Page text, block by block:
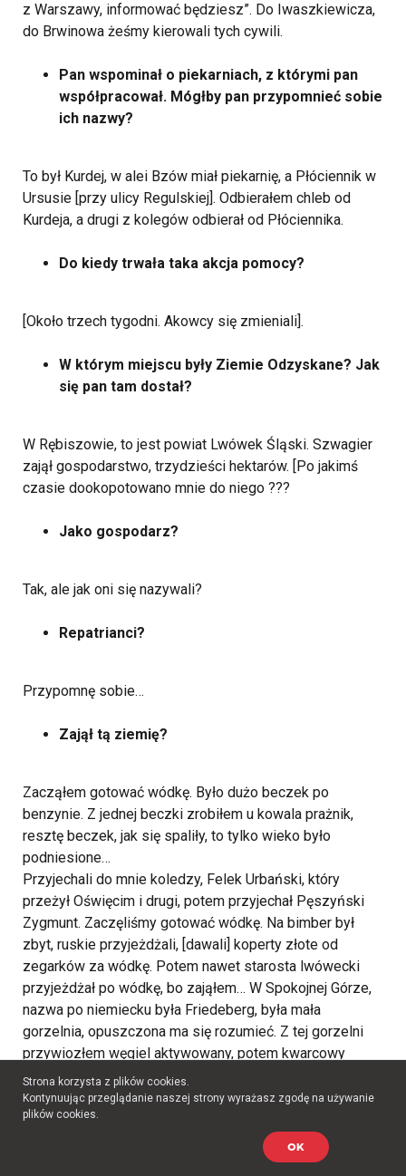
z Warszawy, informować będziesz”. Do Iwaszkiewicza,
do Brwinowa żeśmy kierowali tych cywili.
Pan wspominał o piekarniach, z którymi pan
współpracował. Mógłby pan przypomnieć sobie
ich nazwy?
To był Kurdej, w alei Bzów miał piekarnię, a Płóciennik w
Ursusie [przy ulicy Regulskiej]. Odbierałem chleb od
Kurdeja, a drugi z kolegów odbierał od Płóciennika.
Do kiedy trwała taka akcja pomocy?
[Około trzech tygodni. Akowcy się zmieniali].
W którym miejscu były Ziemie Odzyskane? Jak
się pan tam dostał?
W Rębiszowie, to jest powiat Lwówek Śląski. Szwagier
zajął gospodarstwo, trzydzieści hektarów. [Po jakimś
czasie dookopotowano mnie do niego ???
Jako gospodarz?
Tak, ale jak oni się nazywali?
Repatrianci?
Przypomnę sobie…
Zajął tą ziemię?
Zacząłem gotować wódkę. Było dużo beczek po
benzynie. Z jednej beczki zrobiłem u kowala prażnik,
resztę beczek, jak się spaliły, to tylko wieko było
podniesione…
Przyjechali do mnie koledzy, Felek Urbański, który
przeżył Oświęcim i drugi, potem przyjechał Pęszyński
Zygmunt. Zaczęliśmy gotować wódkę. Na bimber był
zbyt, ruskie przyjeżdżali, [dawali] koperty złote od
zegarków za wódkę. Potem nawet starosta lwówecki
przyjeżdżał po wódkę, bo zająłem… W Spokojnej Górze,
nazwa po niemiecku była Friedeberg, była mała
gorzelnia, opuszczona ma się rozumieć. Z tej gorzelni
przywiozłem węgiel aktywowany, potem kwarcowy
piasek płukany, parafinę, kolumnę. Robiłem super wódkę,
wszystkie restauracje ode mnie brały, nawet policja brała
ode mnie. W Rębiszowie, gdzie goniłem tą wódkę, był
rzeźnik. On, kurde, pijak jak cholera, za bańkę bimbru
dostawałem kosz wędliny, kosz od bielizny. U mnie był
Strona korzysta z plików cookies.
Kontynuując przeglądanie naszej strony wyrażasz zgodę na używanie
plików cookies.
OK